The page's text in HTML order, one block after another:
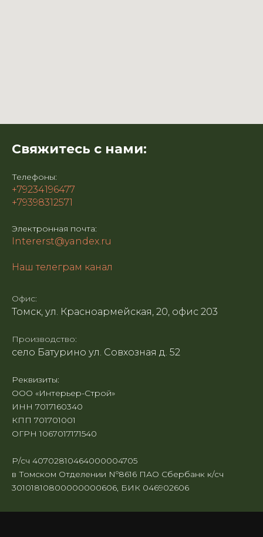
Свяжитесь с нами:
Телефоны:
+79234196477
+79398312571
Электронная почта:
Intererst@yandex.ru
Наш телеграм канал
Офис:
Томск, ул. Красноармейская, 20, офис 203
Производство:
село Батурино ул. Совхозная д. 52
Реквизиты:
ООО «Интерьер-Строй»
ИНН 7017160340
КПП 701701001
ОГРН 1067017171540
Р/сч 40702810464000004705
в Томском Отделении Nº8616 ПАО Сбербанк к/сч
30101810800000000606, БИК 046902606